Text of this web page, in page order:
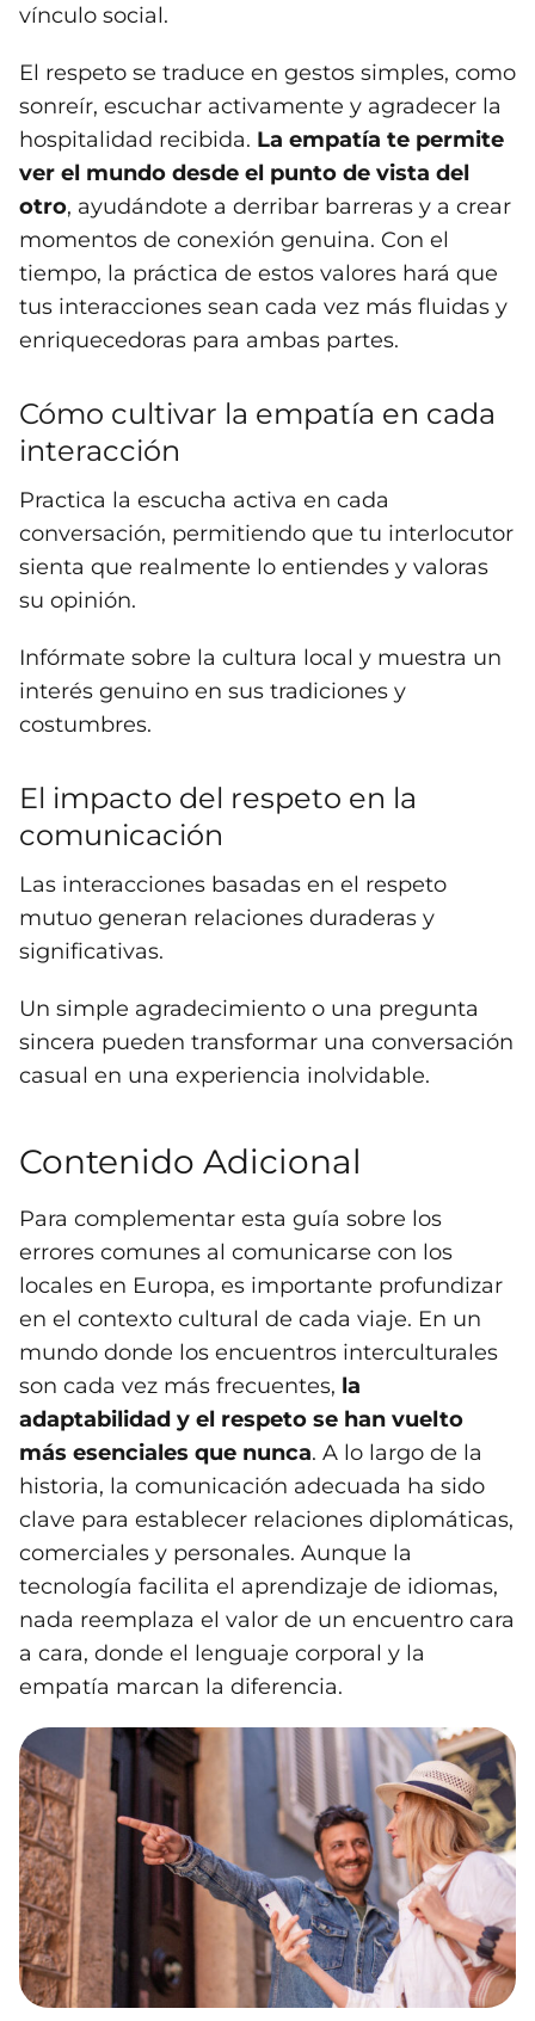
vínculo social.
El respeto se traduce en gestos simples, como
sonreír, escuchar activamente y agradecer la
hospitalidad recibida. La empatía te permite
ver el mundo desde el punto de vista del
otro, ayudándote a derribar barreras y a crear
momentos de conexión genuina. Con el
tiempo, la práctica de estos valores hará que
tus interacciones sean cada vez más fluidas y
enriquecedoras para ambas partes.
Cómo cultivar la empatía en cada
interacción
Practica la escucha activa en cada
conversación, permitiendo que tu interlocutor
sienta que realmente lo entiendes y valoras
su opinión.
Infórmate sobre la cultura local y muestra un
interés genuino en sus tradiciones y
costumbres.
El impacto del respeto en la
comunicación
Las interacciones basadas en el respeto
mutuo generan relaciones duraderas y
significativas.
Un simple agradecimiento o una pregunta
sincera pueden transformar una conversación
casual en una experiencia inolvidable.
Contenido Adicional
Para complementar esta guía sobre los
errores comunes al comunicarse con los
locales en Europa, es importante profundizar
en el contexto cultural de cada viaje. En un
mundo donde los encuentros interculturales
son cada vez más frecuentes, la
adaptabilidad y el respeto se han vuelto
más esenciales que nunca. A lo largo de la
historia, la comunicación adecuada ha sido
clave para establecer relaciones diplomáticas,
comerciales y personales. Aunque la
tecnología facilita el aprendizaje de idiomas,
nada reemplaza el valor de un encuentro cara
a cara, donde el lenguaje corporal y la
empatía marcan la diferencia.